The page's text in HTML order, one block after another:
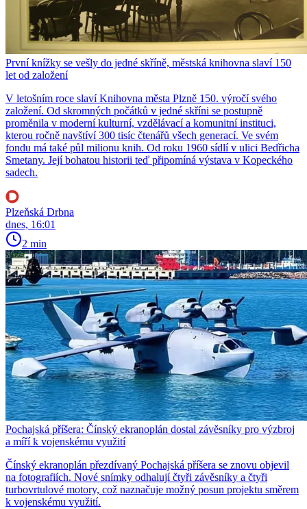
První knížky se vešly do jedné skříně, městská knihovna slaví 150
let od založení
V letošním roce slaví Knihovna města Plzně 150. výročí svého
založení. Od skromných počátků v jedné skříni se postupně
proměnila v moderní kulturní, vzdělávací a komunitní instituci,
kterou ročně navštíví 300 tisíc čtenářů všech generací. Ve svém
fondu má také půl milionu knih. Od roku 1960 sídlí v ulici Bedřicha
Smetany. Její bohatou historii teď připomíná výstava v Kopeckého
sadech.
Plzeňská Drbna
dnes, 16:01
2 min
Pochajská příšera: Čínský ekranoplán dostal závěsníky pro výzbroj
a míří k vojenskému využití
Čínský ekranoplán přezdívaný Pochajská příšera se znovu objevil
na fotografiích. Nové snímky odhalují čtyři závěsníky a čtyři
turbovrtulové motory, což naznačuje možný posun projektu směrem
k vojenskému využití.